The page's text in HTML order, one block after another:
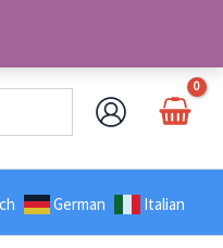
telefon: +385 98 179 3891
German Italian